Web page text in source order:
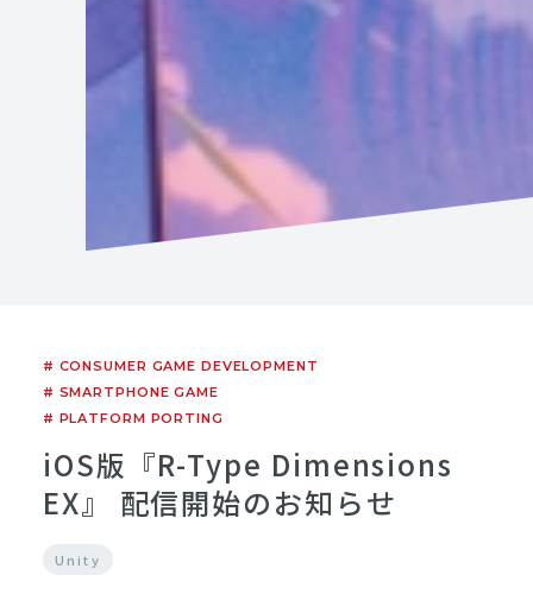
# CONSUMER GAME DEVELOPMENT
# SMARTPHONE GAME
# PLATFORM PORTING
iOS版『R-Type Dimensions
EX』 配信開始のお知らせ
Unity